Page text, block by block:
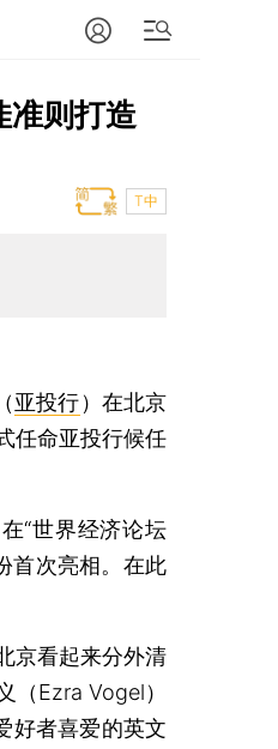
准则打造
T中
亚投行）在北京
任命亚投行候任
“世界经济论坛
首次亮相。在此
看起来分外清
（Ezra Vogel）
好者喜爱的英文